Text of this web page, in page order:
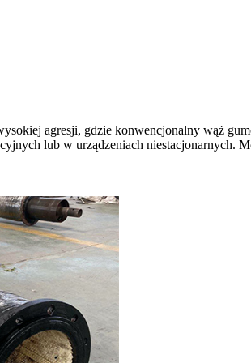
agresji, gdzie konwencjonalny wąż
lub w urządzeniach niestacjonarnych.